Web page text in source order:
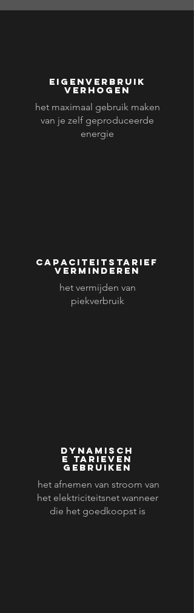
Eigenverbruik
verhogen
het maximaal gebruik maken
van je zelf geproduceerde
energie
capaciteitstarief
verminderen
het vermijden van
piekverbruik
dynamisch
e tarieven
gebruiken
het afnemen van stroom van
het elektriciteitsnet wanneer
die het goedkoopst is